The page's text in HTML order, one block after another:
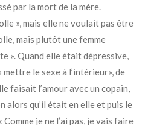
par la mort de la mère.
», mais elle ne voulait pas être
mais plutôt une femme
». Quand elle était dépressive,
le sexe à l’intérieur», de
faisait l’amour avec un copain,
alors qu’il était en elle et puis le
je ne l’ai pas, je vais faire